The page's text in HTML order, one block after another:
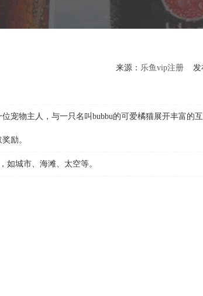
来源： 乐鱼vip注册发布
物主人，与一只名叫bubbu的可爱橘猫展开丰富的互
励。
城市、海滩、太空等。